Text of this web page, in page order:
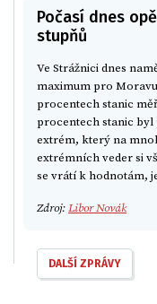
Počasí dnes
stupňů
Ve Strážnici dnes
maximum pro
procentech stanic
procentech stanic
extrém, který na
extrémních veder si
se vrátí k hodnotám,
Zdroj:Libor Novák
DALŠÍ ZPRÁVY